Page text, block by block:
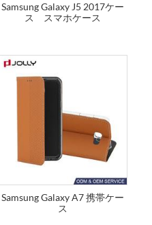
Samsung Galaxy J5 2017ケー
ス スマホケース
Samsung Galaxy A7 携帯ケー
ス